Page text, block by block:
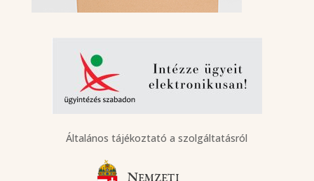
Általános tájékoztató a szolgáltatásról